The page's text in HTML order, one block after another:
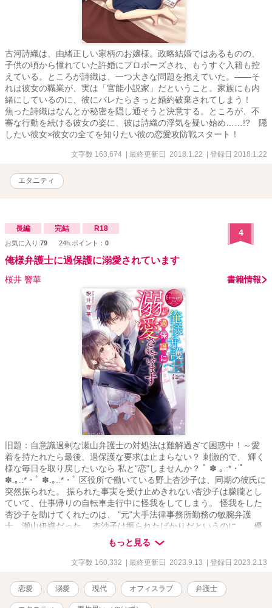
古河詩織は、由緒正しい家柄のお嬢様。政略結婚ではあるものの、
子供の頃から憧れていた許婚にプロポーズされ、もうすぐ入籍も控
えている。ところが詩織は、一つ大きな問題を抱えていた。――そ
れは彼女の職業が、実は「官能小説家」だということ。家族にも内
緒にしているのに、彼にバレたらきっと婚約破棄されてしまう！
焦った詩織はなんとか秘密を隠し通そうと決意する。ところが、不
審な行動を続ける彼女の姿に、彼は詩織の浮気を疑い始め……!? 隠
したい彼女×彼女の全てを知りたい彼の恋愛攻防戦スタート！
文字数 163,674 | 最終更新日 2018.1.22 | 登録日 2018.1.22
エタニティ
長編 完結 R18
お気に入り:79 24h.ポイント： 0
4
俺様弁護士に過保護に溺愛されています
桜井 響華 書籍情報
旧題：自意識過剰な瀬山弁護士の対処法は難解過ぎて困惑中！～愛
着を持たれたら最後、過保護な要求は止まらない？ 刺激的で、 輝く
様な毎日を取り戻したいなら 私と"恋"しませんか？ ﾟ ✽.｡.:*・ﾟ
✽.｡.:*・ﾟ ✽.｡.:*・ﾟ 区役所で働いている野上杏沙子は、同期の彼氏に
突然振られた。 振られた事実を受け止めきれない杏沙子は朦朧とし
ていて、仕事帰りの自転車走行中に怪我をしてしまう。 怪我をした
杏沙子を助けてくれたのは、 "元"大手法律事務所勤務の敏腕弁護
士、瀬山伊織だった。 杏沙子は振られたばかりだというのに……優
しくて、大人の魅力を放っている伊織にときめいてしまう。 その
後、区役所を辞めた杏沙子は瀬山の法律事務所で働かせてもらう。
しかし、親切にしてくれた瀬山は仮の姿と思えるほどに、口が悪
防戦、開幕！ ﾟ ✽.｡.:*・ﾟ ✽.｡.:*・ﾟ ✽.｡.:*・ﾟ どんなにはぐらかされ
ても、冷たくされても、先生じゃなきゃ嫌なんです！ 恋も仕事
もっと見る
文字数 160,332 | 最終更新日 2023.9.13 | 登録日 2023.2.13
恋愛 溺愛 現代 オフィスラブ 弁護士